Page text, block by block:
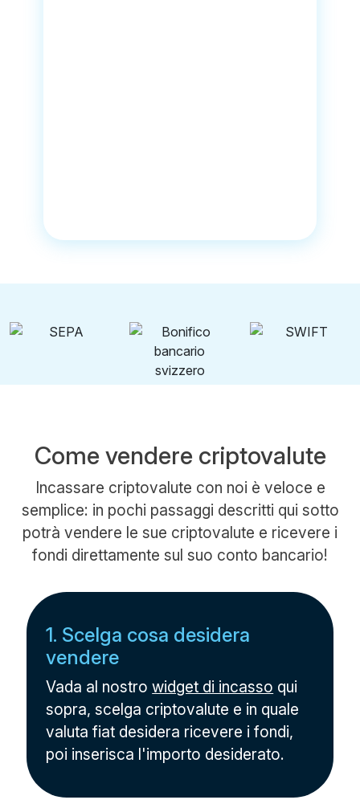
Come vendere criptovalute
Incassare criptovalute con noi è veloce e
semplice: in pochi passaggi descritti qui sotto
potrà vendere le sue criptovalute e ricevere i
fondi direttamente sul suo conto bancario!
1. Scelga cosa desidera
vendere
Vada al nostrowidget di incasso qui
sopra, scelga criptovalute e in quale
valuta fiat desidera ricevere i fondi,
poi inserisca l'importo desiderato.